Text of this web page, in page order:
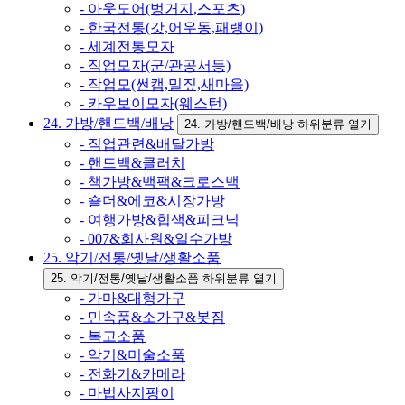
- 아웃도어(벙거지,스포츠)
- 한국전통(갓,어우동,패랭이)
- 세계전통모자
- 직업모자(군/관공서등)
- 작업모(썬캡,밀짚,새마을)
- 카우보이모자(웨스턴)
24. 가방/핸드백/배낭
24. 가방/핸드백/배낭 하위분류 열기
- 직업관련&배달가방
- 핸드백&클러치
- 책가방&백팩&크로스백
- 숄더&에코&시장가방
- 여행가방&힙색&피크닉
- 007&회사원&일수가방
25. 악기/전통/옛날/생활소품
25. 악기/전통/옛날/생활소품 하위분류 열기
- 가마&대형가구
- 민속품&소가구&봇짐
- 복고소품
- 악기&미술소품
- 전화기&카메라
- 마법사지팡이